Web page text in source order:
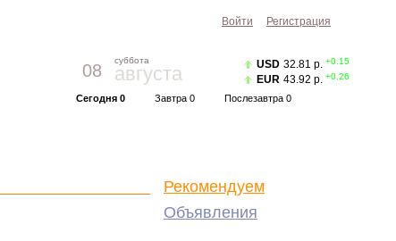
08
суббота
августа
Сегодня 0 Завтра 0 Послезавтра 0
USD 32.81 р. +0.15
EUR 43.92 р. +0.26
Рекомендуем
Объявления
Войти Регистрация